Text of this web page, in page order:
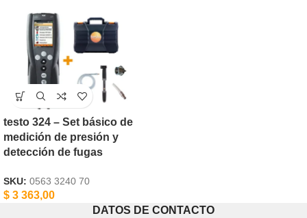
testo 324 – Set básico de
medición de presión y
detección de fugas
SKU: 0563 3240 70
$ 3 363,00
DATOS DE CONTACTO